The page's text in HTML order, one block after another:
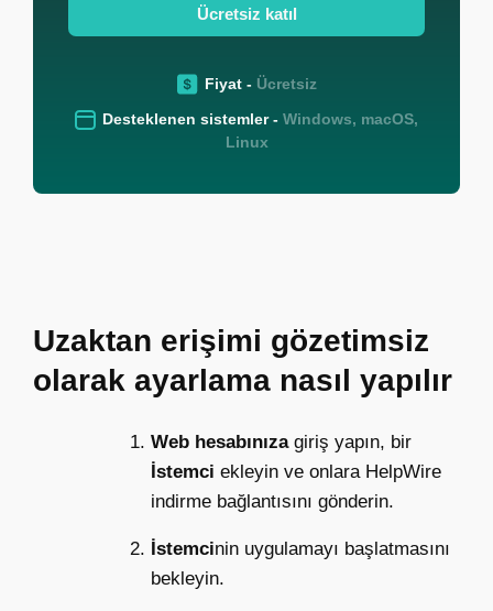
Ücretsiz katıl
Fiyat - Ücretsiz
Desteklenen sistemler - Windows, macOS,
Linux
Uzaktan erişimi gözetimsiz
olarak ayarlama nasıl yapılır
Web hesabınızagiriş yapın, bir
İstemci ekleyin ve onlara HelpWire
indirme bağlantısını gönderin.
İstemcinin uygulamayı başlatmasını
bekleyin.